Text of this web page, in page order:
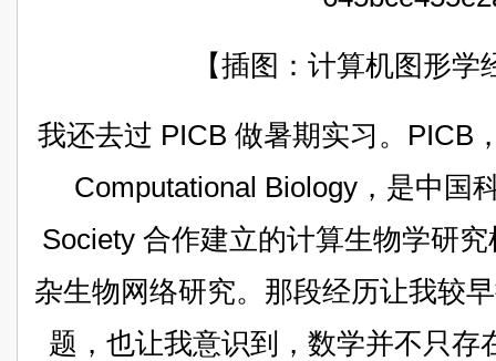
【插图：计算机图形
我还去过 PICB 做暑期实习。PICB
Computational Biology，是中国
Society 合作建立的计算生物学研
杂生物网络研究。那段经历让我较
题，也让我意识到，数学并不只存